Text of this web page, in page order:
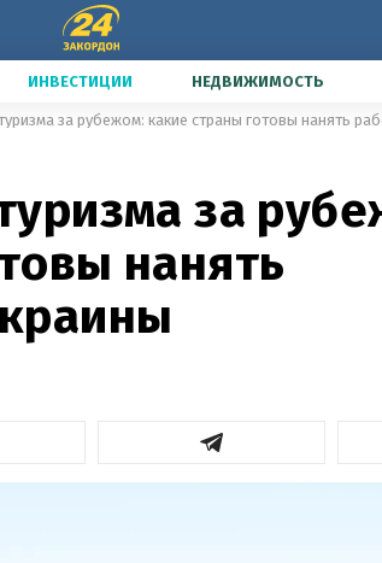
ИНВЕСТИЦИИ НЕДВИЖИМОСТЬ
за рубежом: какие страны готовы нанять
за
нанять